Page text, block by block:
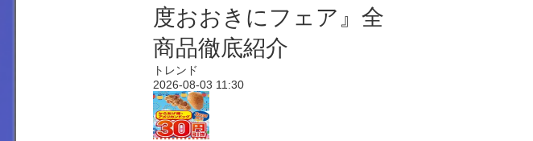
度おおきにフェア』全
商品徹底紹介
トレンド
2026-08-03 11:30